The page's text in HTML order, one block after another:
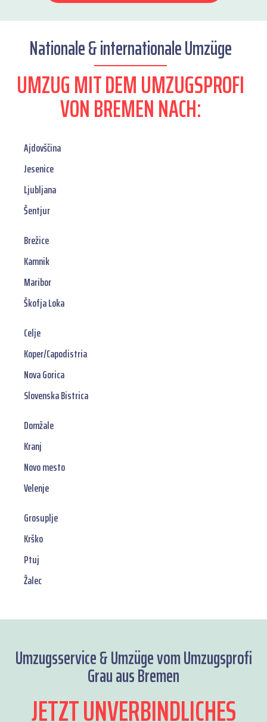
Nationale & internationale Umzüge
UMZUG MIT DEM UMZUGSPROFI
VON BREMEN NACH:
Ajdovščina
Jesenice
Ljubljana
Šentjur
Brežice
Kamnik
Maribor
Škofja Loka
Celje
Koper/Capodistria
Nova Gorica
Slovenska Bistrica
Domžale
Kranj
Novo mesto
Velenje
Grosuplje
Krško
Ptuj
Žalec
Umzugsservice & Umzüge vom Umzugsprofi
Grau aus Bremen
JETZT UNVERBINDLICHES